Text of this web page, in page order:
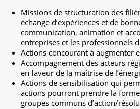
Missions de structuration des
échange d’expériences et de
communication, animation et
entreprises et les professionnels
Actions concourant à augmenter
Accompagnement des acteurs
en faveur de la maîtrise de
Actions de sensibilisation qui
actions pourront prendre la
groupes communs d’action/